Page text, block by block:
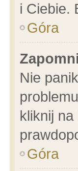
i Ciebie.
Góra
Nie
kliknij
Góra